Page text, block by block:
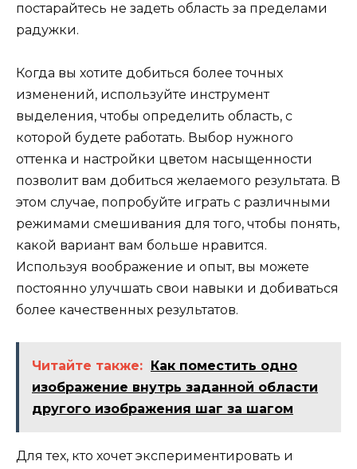
постарайтесь не задеть область за пределами
радужки.
Когда вы хотите добиться более точных
изменений, используйте инструмент
выделения, чтобы определить область, с
которой будете работать. Выбор нужного
оттенка и настройки цветом насыщенности
позволит вам добиться желаемого результата. В
этом случае, попробуйте играть с различными
режимами смешивания для того, чтобы понять,
какой вариант вам больше нравится.
Используя воображение и опыт, вы можете
постоянно улучшать свои навыки и добиваться
более качественных результатов.
Читайте также:
Как поместить одно
изображение внутрь заданной области
другого изображения шаг за шагом
Для тех, кто хочет экспериментировать и